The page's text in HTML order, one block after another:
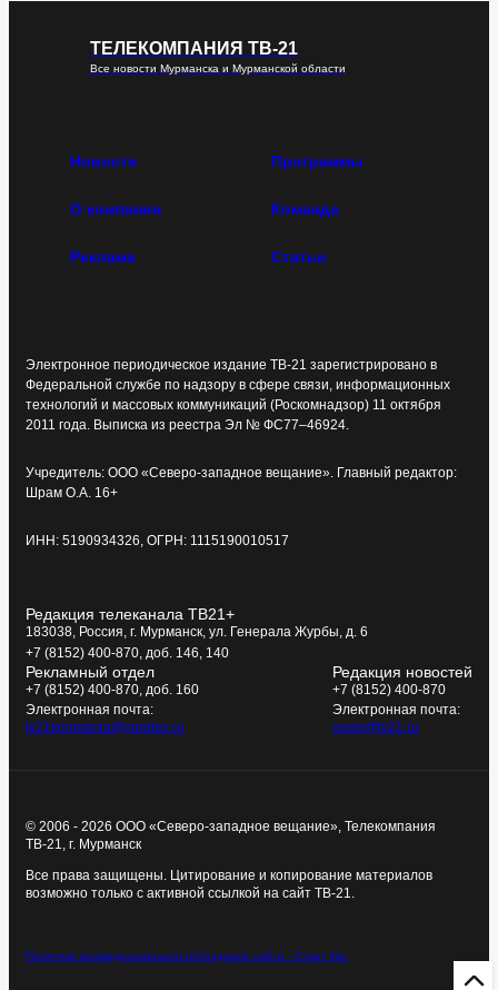
ТЕЛЕКОМПАНИЯ ТВ-21
Все новости Мурманска и Мурманской области
Новости Программы
О компании Команда
Реклама Статьи
Электронное периодическое издание ТВ-21 зарегистрировано в
Федеральной службе по надзору в сфере связи, информационных
технологий и массовых коммуникаций (Роскомнадзор) 11 октября
2011 года. Выписка из реестра Эл № ФС77–46924.
Учредитель: ООО «Северо-западное вещание». Главный редактор:
Шрам О.А. 16+
ИНН: 5190934326, ОГРН: 1115190010517
Редакция телеканала ТВ21+
183038, Россия, г. Мурманск, ул. Генерала Журбы, д. 6
+7 (8152) 400-870, доб. 146, 140
Рекламный отдел
+7 (8152) 400-870, доб. 160
Электронная почта:
tv21kompania@yandex.ru
Редакция новостей
+7 (8152) 400-870
Электронная почта:
news@tv21.ru
© 2006 - 2026 ООО «Северо-западное вещание», Телекомпания
ТВ-21, г. Мурманск
Все права защищены. Цитирование и копирование материалов
возможно только с активной ссылкой на сайт ТВ-21.
Политика конфиденциальностиСоздание сайта - Старт Икс